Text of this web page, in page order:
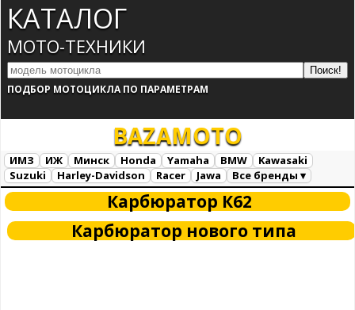
КАТАЛОГ
МОТО-ТЕХНИКИ
ПОДБОР МОТОЦИКЛА ПО ПАРАМЕТРАМ
BAZAMOTO
ИМЗ ИЖ Минск Honda Yamaha BMW
Kawasaki
Suzuki
Harley-Davidson Racer Jawa
Все бренды ▾
Все марки
Загрузка...Карбюратор К62
Карбюратор нового типа